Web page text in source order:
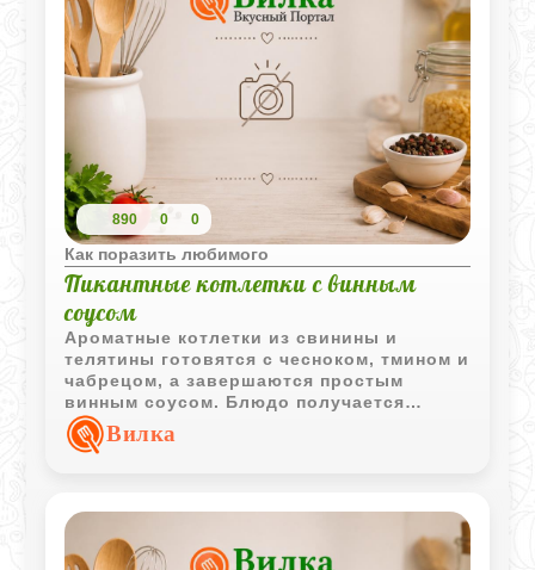
890 0 0
Как поразить любимого
Пикантные котлетки с винным
соусом
Ароматные котлетки из свинины и
телятины готовятся с чесноком, тмином и
чабрецом, а завершаются простым
винным соусом. Блюдо получается
выразительным по вкусу и отлично
подходит для горячей подачи.
Вилка